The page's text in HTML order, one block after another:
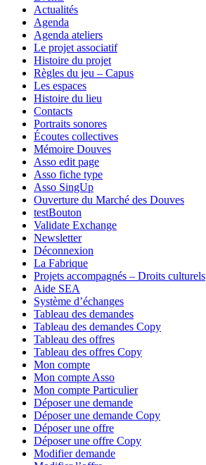
Actualités
Agenda
Agenda ateliers
Le projet associatif
Histoire du projet
Règles du jeu – Capus
Les espaces
Histoire du lieu
Contacts
Portraits sonores
Écoutes collectives
Mémoire Douves
Asso edit page
Asso fiche type
Asso SingUp
Ouverture du Marché des Douves
testBouton
Validate Exchange
Newsletter
Déconnexion
La Fabrique
Projets accompagnés – Droits culturels
Aide SEA
Système d’échanges
Tableau des demandes
Tableau des demandes Copy
Tableau des offres
Tableau des offres Copy
Mon compte
Mon compte Asso
Mon compte Particulier
Déposer une demande
Déposer une demande Copy
Déposer une offre
Déposer une offre Copy
Modifier demande